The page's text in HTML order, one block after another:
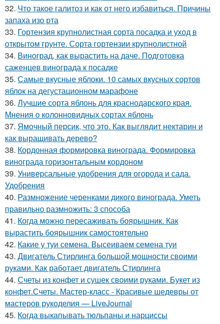
32. Что такое галитоз и как от него избавиться. Причины
запаха изо рта
33. Гортензия крупнолистная сорта посадка и уход в
открытом грунте. Сорта гортензии крупнолистной
34. Виноград, как вырастить на даче. Подготовка
саженцев винограда к посадке
35. Самые вкусные яблоки. 10 самых вкусных сортов
яблок на дегустационном марафоне
36. Лучшие сорта яблонь для краснодарского края.
Мнения о колонновидных сортах яблонь
37. Ямочный персик, что это. Как выглядит нектарин и
как выращивать дерево?
38. Кордонная формировка винограда. Формировка
винограда горизонтальным кордоном
39. Универсальные удобрения для огорода и сада.
Удобрения
40. Размножение черенками дикого винограда. Уметь
правильно размножить: 3 способа
41. Когда можно пересаживать боярышник. Как
вырастить боярышник самостоятельно
42. Какие у туи семена. Высеиваем семена туи
43. Двигатель Стирлинга большой мощности своими
руками. Как работает двигатель Стирлинга
44. Счеты из конфет и сушек своими руками. Букет из
конфет.Счеты. Мастер-класс - Красивые шедевры от
мастеров рукоделия — LiveJournal
45. Когда выкапывать тюльпаны и нарциссы